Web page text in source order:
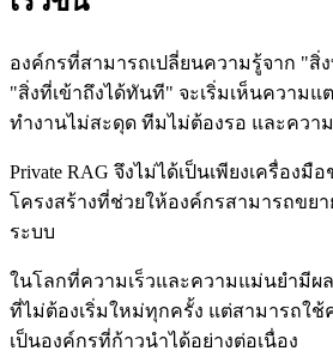
องค์กรที่สามารถเปลี่ยนความรู้จาก "สิ่
"สิ่งที่เข้าถึงได้ทันที" จะเริ่มเห็นความแ
ทำงานไม่สะดุด ทีมไม่ต้องรอ และคว
Private RAG จึงไม่ได้เป็นเพียงเครื่อง
โครงสร้างที่ช่วยให้องค์กรสามารถขยา
ระบบ
ในโลกที่ความเร็วและความแม่นยำมีผ
ที่ไม่ต้องเริ่มใหม่ทุกครั้ง แต่สามารถใช้
เป็นองค์กรที่ก้าวนำได้อย่างต่อเนื่อง